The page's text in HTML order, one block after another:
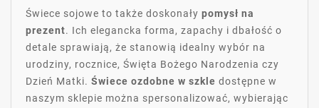
Świece sojowe to także doskonały pomysł na
prezent. Ich elegancka forma, zapachy i dbałość o
detale sprawiają, że stanowią idealny wybór na
urodziny, rocznice, Święta Bożego Narodzenia czy
Dzień Matki. Świece ozdobne w szkle dostępne w
naszym sklepie można spersonalizować, wybierając